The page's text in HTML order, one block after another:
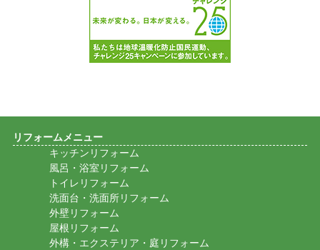
リフォームメニュー
キッチンリフォーム
風呂・浴室リフォーム
トイレリフォーム
洗面台・洗面所リフォーム
外壁リフォーム
屋根リフォーム
外構・エクステリア・庭リフォーム